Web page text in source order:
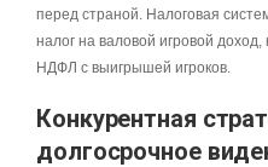
перед страной. Налоговая
налог на валовой игровой
НДФЛ с выигрышей игроков.
Конкурентная
долгосрочное